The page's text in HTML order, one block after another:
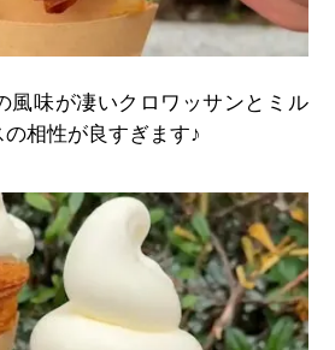
風味が凄いクロワッサンとミル
相性が良すぎます♪